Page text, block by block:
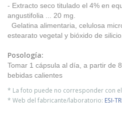
- Extracto seco titulado el 4% en
angustifolia ... 20 mg.
Gelatina alimentaria, celulosa
estearato vegetal y bióxido de silicio.
Posología:
Tomar 1 cápsula al día, a partir de
bebidas calientes
* La foto puede no corresponder con
* Web del fabricante/laboratorio: ESI-